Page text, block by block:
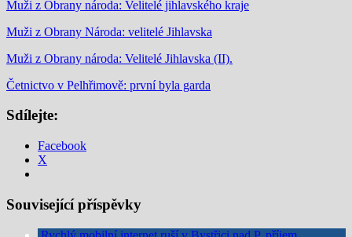
Muži z Obrany národa: Velitelé jihlavského kraje
Muži z Obrany Národa: velitelé Jihlavska
Muži z Obrany národa: Velitelé Jihlavska (II).
Četnictvo v Pelhřimově: první byla garda
Sdílejte:
Facebook
X
Související příspěvky